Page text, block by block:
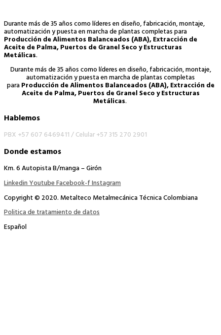
Durante más de 35 años como líderes en diseño, fabricación, montaje,
automatización y puesta en marcha de plantas completas para
Producción de Alimentos Balanceados (ABA), Extracción de
Aceite de Palma, Puertos de Granel Seco y Estructuras
Metálicas.
Durante más de 35 años como líderes en diseño, fabricación, montaje,
automatización y puesta en marcha de plantas completas
paraProducción de Alimentos Balanceados (ABA), Extracción de
Aceite de Palma, Puertos de Granel Seco y Estructuras
Metálicas.
Hablemos
PBX +57 607 6469411 /Celular +57 315 270 2901
Donde estamos
Km. 6 Autopista B/manga – Girón
LinkedinYoutubeFacebook-fInstagram
Copyright © 2020. Metalteco Metalmecánica Técnica Colombiana
Politica de tratamiento de datos
Español